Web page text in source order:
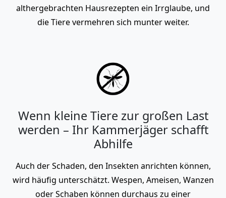
althergebrachten Hausrezepten ein Irrglaube, und
die Tiere vermehren sich munter weiter.
Wenn kleine Tiere zur großen Last
werden – Ihr Kammerjäger schafft
Abhilfe
Auch der Schaden, den Insekten anrichten können,
wird häufig unterschätzt. Wespen, Ameisen, Wanzen
oder Schaben können durchaus zu einer